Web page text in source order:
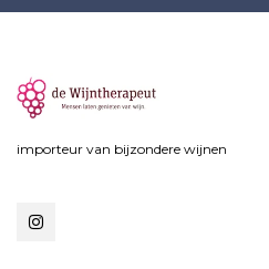
importeur van bijzondere wijnen